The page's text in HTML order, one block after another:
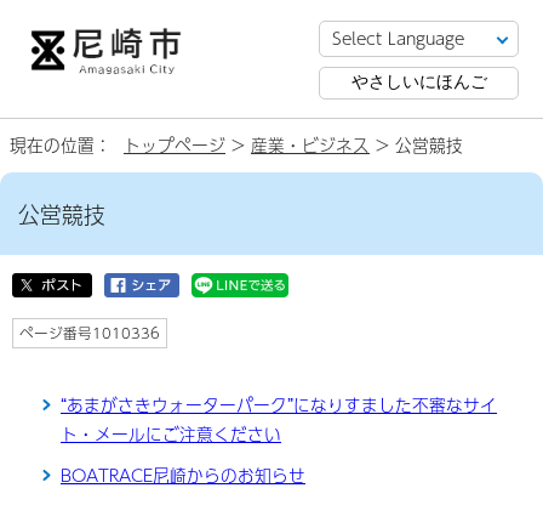
やさしいにほんご
現在の位置： トップページ > 産業・ビジネス > 公営競技
公営競技
ページ番号1010336
“あまがさきウォーターパーク”になりすました不審なサイ
ト・メールにご注意ください
BOATRACE尼崎からのお知らせ